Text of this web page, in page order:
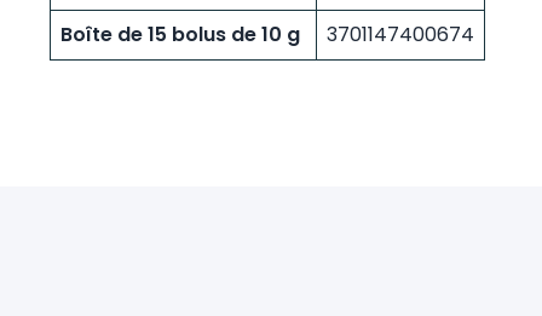
Boîte de 15 bolus de 10 g
3701147400674